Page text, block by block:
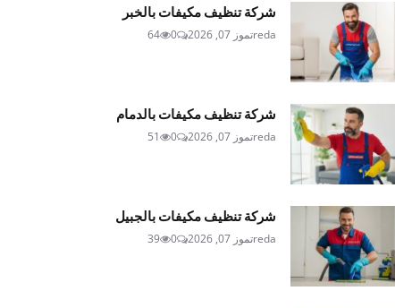
شركة تنظيف مكيفات بالخبر
redaتموز 07, 2026 0
64
شركة تنظيف مكيفات بالدمام
redaتموز 07, 2026 0
51
شركة تنظيف مكيفات بالجبيل
redaتموز 07, 2026 0
39